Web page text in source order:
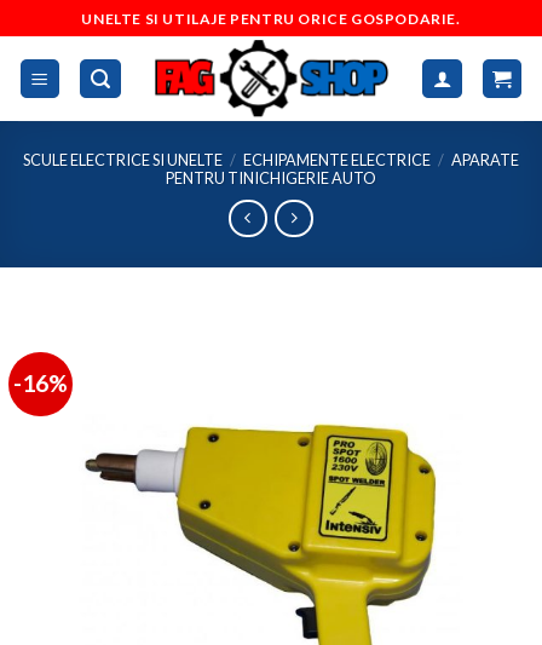
to
content
UNELTE SI UTILAJE PENTRU ORICE GOSPODARIE.
SCULE ELECTRICE SI UNELTE / ECHIPAMENTE ELECTRICE / APARATE
PENTRU TINICHIGERIE AUTO
-16%